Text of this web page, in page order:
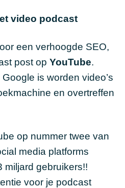
video podcast
een verhoogde SEO,
post op YouTube.
is worden video’s
en overtreffen
op nummer twee van
media platforms
miljard gebruikers!!
voor je podcast